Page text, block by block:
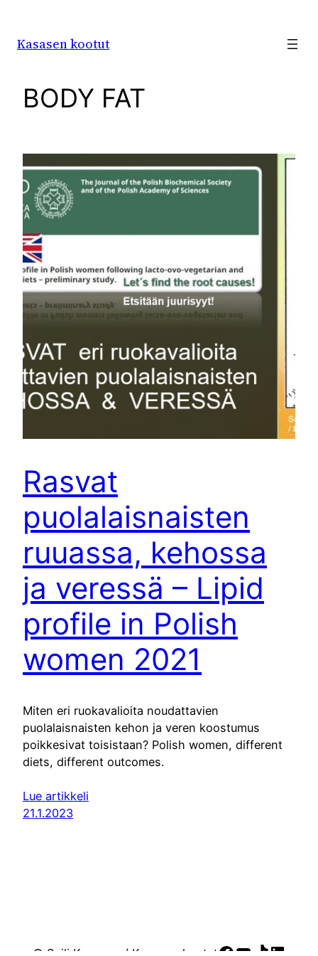
Kasasen kootut
BODY FAT
Rasvat
puolalaisnaisten
ruuassa, kehossa
ja veressä – Lipid
profile in Polish
women 2021
Miten eri ruokavalioita noudattavien
puolalaisnaisten kehon ja veren koostumus
poikkesivat toisistaan? Polish women, different
diets, different outcomes.
Lue artikkeli
21.1.2023
© Soili Kasanen / Kasasen kootut Facebook
YouTube
TikTok